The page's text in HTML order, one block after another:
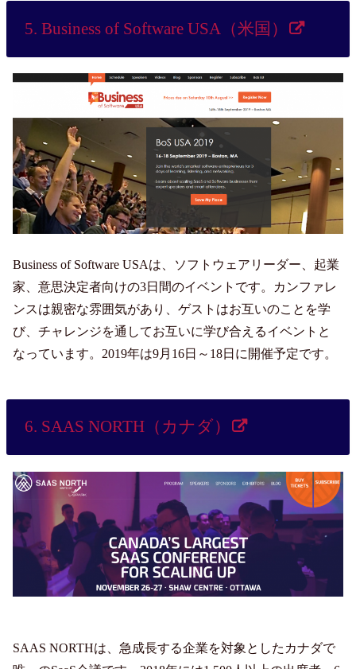
5. Business of Software USA（米国）
Business of Software USAは、ソフトウェアリーダー、起業
家、意思決定者向けの3日間のイベントです。カンファレ
ンスは親密な雰囲気があり、ゲストはお互いのことを学
び、チャレンジを通してお互いに学び合えるイベントと
なっています。2019年は9月16日～18日に開催予定です。
6. SAAS NORTH（カナダ）
SAAS NORTHは、急成長する企業を対象としたカナダで